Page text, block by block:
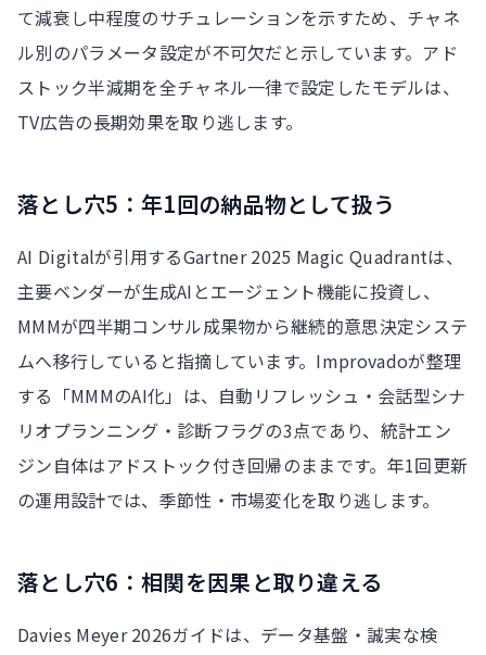
て減衰し中程度のサチュレーションを示すため、チャネ
ル別のパラメータ設定が不可欠だと示しています。アド
ストック半減期を全チャネル一律で設定したモデルは、
TV広告の長期効果を取り逃します。
落とし穴5：年1回の納品物として扱う
AI Digitalが引用するGartner 2025 Magic Quadrantは、
主要ベンダーが生成AIとエージェント機能に投資し、
MMMが四半期コンサル成果物から継続的意思決定システ
ムへ移行していると指摘しています。Improvadoが整理
する「MMMのAI化」は、自動リフレッシュ・会話型シナ
リオプランニング・診断フラグの3点であり、統計エン
ジン自体はアドストック付き回帰のままです。年1回更新
の運用設計では、季節性・市場変化を取り逃します。
落とし穴6：相関を因果と取り違える
Davies Meyer 2026ガイドは、データ基盤・誠実な検